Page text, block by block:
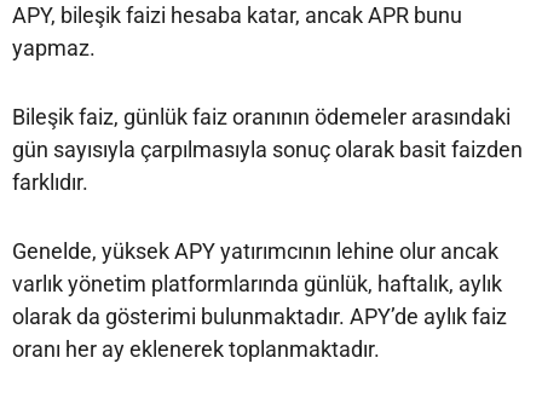
APY, bileşik faizi hesaba katar, ancak APR bunu
yapmaz.
Bileşik faiz, günlük faiz oranının ödemeler arasındaki
gün sayısıyla çarpılmasıyla sonuç olarak basit faizden
farklıdır.
Genelde, yüksek APY yatırımcının lehine olur ancak
varlık yönetim platformlarında günlük, haftalık, aylık
olarak da gösterimi bulunmaktadır. APY’de aylık faiz
oranı her ay eklenerek toplanmaktadır.